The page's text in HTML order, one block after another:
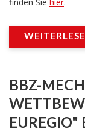
finden Sie hier.
BBZ-
EUREGIO"